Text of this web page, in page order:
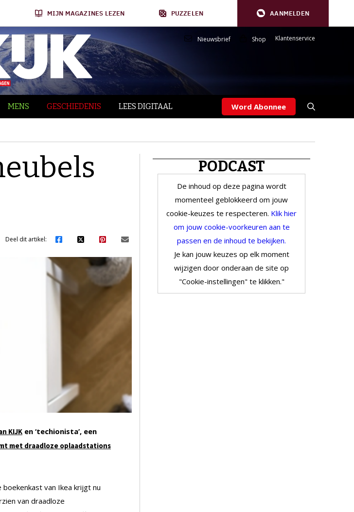
MIJN MAGAZINES LEZEN PUZZELEN AANMELDEN
Nieuwsbrief Shop Klantenservice
MENS GESCHIEDENIS LEES DIGITAAL Word Abonnee
Deel dit artikel:
KIJK en ‘techionista’, een
met draadloze oplaadstations
van Ikea krijgt nu
van draadloze
PODCAST
De inhoud op deze pagina wordt
momenteel geblokkeerd om jouw
cookie-keuzes te respecteren. Klik hier
om jouw cookie-voorkeuren aan te
passen en de inhoud te bekijken.
Je kan jouw keuzes op elk moment
wijzigen door onderaan de site op
"Cookie-instellingen" te klikken."